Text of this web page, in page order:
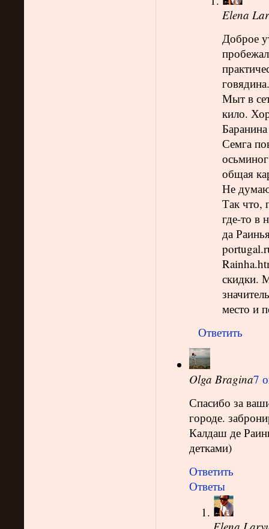
Elena
Доброе
Мыт в
кило.
Семга
общая
Не
Так что,
где-то в
да
скидки.
место и
Ответить
Olga Bragina7
Спасибо за
городе.
Калдаш де
детками)
Ответить
Ответы